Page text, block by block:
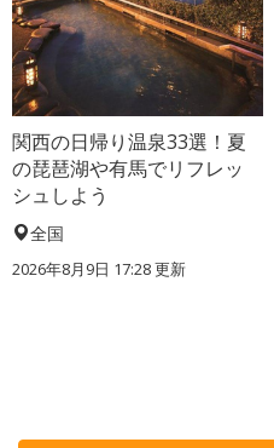
関西の日帰り温泉33選！夏
の琵琶湖や有馬でリフレッ
シュしよう
全国
2026年8月9日 17:28更新